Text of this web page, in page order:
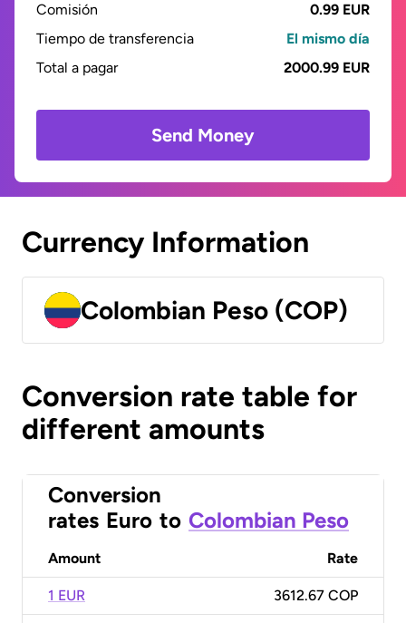
Comisión
0.99 EUR
Tiempo de transferencia
El mismo día
Total a pagar
2000.99 EUR
Send Money
Currency Information
Colombian Peso (COP)
Conversion rate table for
different amounts
Conversion
rates Euro to Colombian Peso
Amount Rate
1 EUR 3612.67 COP